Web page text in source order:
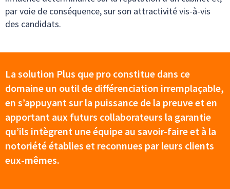
par voie de conséquence, sur son attractivité vis-à-vis
des candidats.
La solution Plus que pro constitue dans ce
domaine un outil de différenciation irremplaçable,
en s’appuyant sur la puissance de la preuve et en
apportant aux futurs collaborateurs la garantie
qu’ils intègrent une équipe au savoir-faire et à la
notoriété établies et reconnues par leurs clients
eux-mêmes.